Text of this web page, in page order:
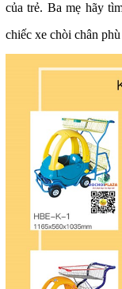
của trẻ. Ba mẹ hãy
chiếc xe chòi chân